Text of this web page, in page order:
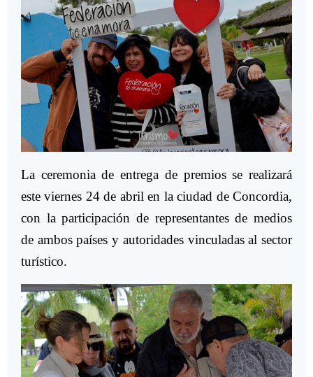
La ceremonia de entrega de premios se realizará
este viernes 24 de abril en la ciudad de Concordia,
con la participación de representantes de medios
de ambos países y autoridades vinculadas al sector
turístico.